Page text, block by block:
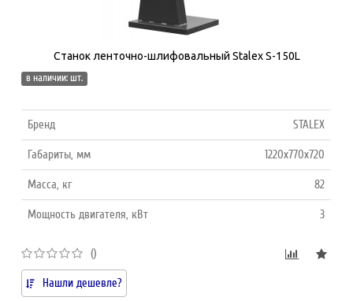
Станок ленточно-шлифовальный Stalex S-150L
в наличии: шт.
Бренд STALEX
Габариты, мм 1220х770х720
Масса, кг 82
Мощность двигателя, кВт 3
()
Нашли дешевле?